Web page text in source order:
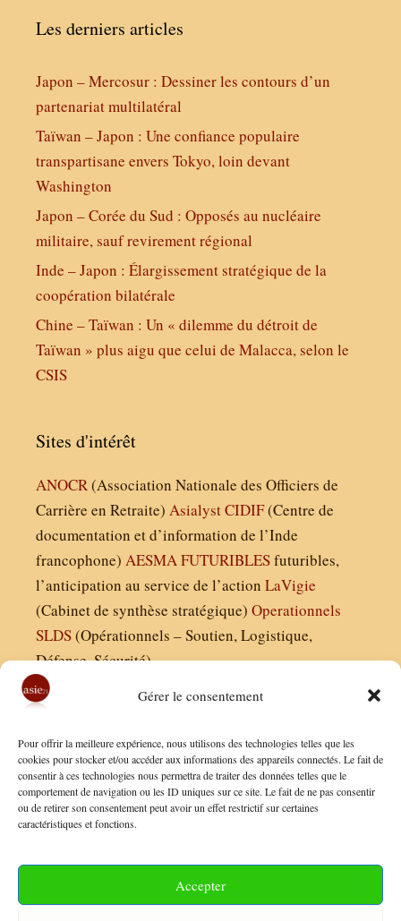
Gérer le consentement
Pour offrir la meilleure expérience, nous utilisons des technologies telles que les
cookies pour stocker et/ou accéder aux informations des appareils connectés. Le fait de
consentir à ces technologies nous permettra de traiter des données telles que le
comportement de navigation ou les ID uniques sur ce site. Le fait de ne pas consentir
ou de retirer son consentement peut avoir un effet restrictif sur certaines
caractéristiques et fonctions.
Accepter
Les derniers articles
Japon – Mercosur : Dessiner les contours d’un
partenariat multilatéral
Taïwan – Japon : Une confiance populaire
transpartisane envers Tokyo, loin devant
Washington
Japon – Corée du Sud : Opposés au nucléaire
militaire, sauf revirement régional
Inde – Japon : Élargissement stratégique de la
coopération bilatérale
Chine – Taïwan : Un « dilemme du détroit de
Taïwan » plus aigu que celui de Malacca, selon le
CSIS
Sites d'intérêt
ANOCR(Association Nationale des Officiers de
Carrière en Retraite) AsialystCIDIF(Centre de
documentation et d’information de l’Inde
francophone) AESMAFUTURIBLESfuturibles,
l’anticipation au service de l’action LaVigie
(Cabinet de synthèse stratégique) Operationnels
SLDS(Opérationnels – Soutien, Logistique,
Défense, Sécurité)
Finaldées EURL
Siège social : 13 avenue Boudon, 75016, Paris
Nous contacter
Conditions Générales de Vente
Politique de Confidentialité